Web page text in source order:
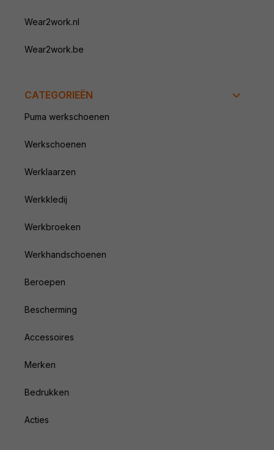
Wear2work.nl
Wear2work.be
CATEGORIEËN
Puma werkschoenen
Werkschoenen
Werklaarzen
Werkkledij
Werkbroeken
Werkhandschoenen
Beroepen
Bescherming
Accessoires
Merken
Bedrukken
Acties